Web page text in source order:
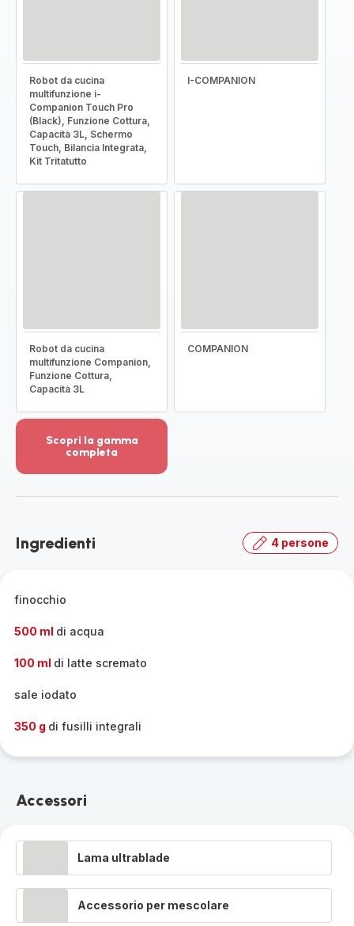
Robot da cucina
multifunzione i-
Companion Touch Pro
(Black), Funzione Cottura,
Capacità 3L, Schermo
Touch, Bilancia Integrata,
Kit Tritatutto
I-COMPANION
Robot da cucina
multifunzione Companion,
Funzione Cottura,
Capacità 3L
COMPANION
Scopri la gamma
completa
dettagli
la
Ingredienti 4 persone
finocchio
500 ml di acqua
100 ml di latte scremato
sale iodato
350 g di fusilli integrali
Accessori
Lama ultrablade
Accessorio per mescolare